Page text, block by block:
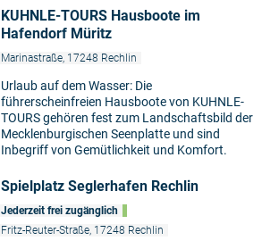
KUHNLE-TOURS Hausboote im
Hafendorf Müritz
Marinastraße, 17248 Rechlin
Urlaub auf dem Wasser: Die
führerscheinfreien Hausboote von KUHNLE-
TOURS gehören fest zum Landschaftsbild der
Mecklenburgischen Seenplatte und sind
Inbegriff von Gemütlichkeit und Komfort.
Spielplatz Seglerhafen Rechlin
Jederzeit frei zugänglich
Fritz-Reuter-Straße, 17248 Rechlin